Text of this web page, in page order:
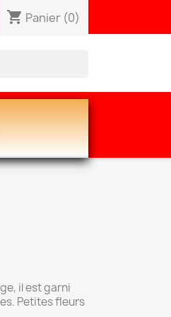
shopping_cart Panier (0)
il est garni
Petites fleurs